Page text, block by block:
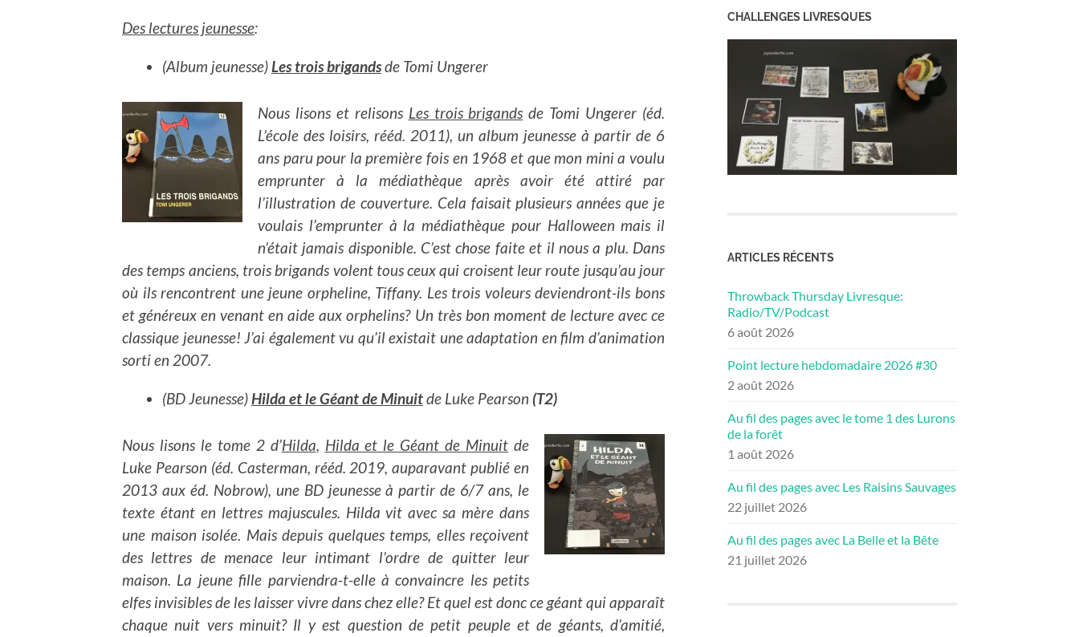
Des lectures jeunesse:
(Album jeunesse)Les trois brigandsde Tomi Ungerer
Nous lisons et relisons Les trois brigands de Tomi Ungerer (éd.
L’école des loisirs, rééd. 2011), un album jeunesse à partir de 6
ans paru pour la première fois en 1968 et que mon mini a voulu
emprunter à la médiathèque après avoir été attiré par
l’illustration de couverture. Cela faisait plusieurs années que je
voulais l’emprunter à la médiathèque pour Halloween mais il
n’était jamais disponible. C’est chose faite et il nous a plu. Dans
des temps anciens, trois brigands volent tous ceux qui croisent leur route jusqu’au jour
où ils rencontrent une jeune orpheline, Tiffany. Les trois voleurs deviendront-ils bons
et généreux en venant en aide aux orphelins? Un très bon moment de lecture avec ce
classique jeunesse! J’ai également vu qu’il existait une adaptation en film d’animation
sorti en 2007.
(BD Jeunesse)Hilda et le Géant de Minuitde Luke Pearson (T2)
Nous lisons le tome 2 d’Hilda, Hilda et le Géant de Minuit de
Luke Pearson (éd. Casterman, rééd. 2019, auparavant publié en
2013 aux éd. Nobrow), une BD jeunesse à partir de 6/7 ans, le
texte étant en lettres majuscules. Hilda vit avec sa mère dans
une maison isolée. Mais depuis quelques temps, elles reçoivent
des lettres de menace leur intimant l’ordre de quitter leur
maison. La jeune fille parviendra-t-elle à convaincre les petits
elfes invisibles de les laisser vivre dans chez elle? Et quel est donc ce géant qui apparaît
chaque nuit vers minuit? Il y est question de petit peuple et de géants, d’amitié,
CHALLENGES LIVRESQUES
ARTICLES RÉCENTS
Throwback Thursday Livresque:
Radio/TV/Podcast
6 août 2026
Point lecture hebdomadaire 2026 #30
2 août 2026
Au fil des pages avec le tome 1 des Lurons
de la forêt
1 août 2026
Au fil des pages avec Les Raisins Sauvages
22 juillet 2026
Au fil des pages avec La Belle et la Bête
21 juillet 2026